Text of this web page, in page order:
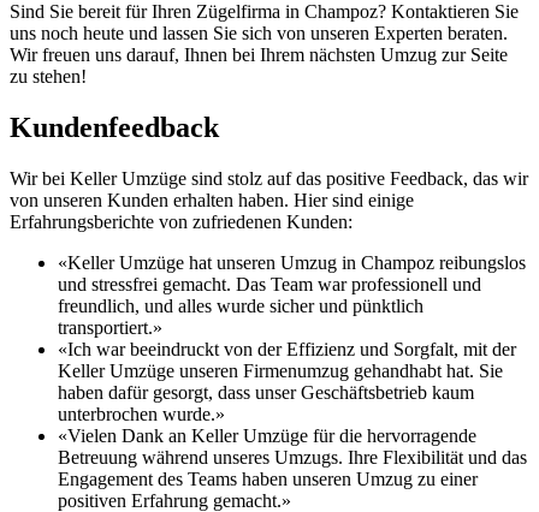
Sind Sie bereit für Ihren Zügelfirma in Champoz? Kontaktieren Sie
uns noch heute und lassen Sie sich von unseren Experten beraten.
Wir freuen uns darauf, Ihnen bei Ihrem nächsten Umzug zur Seite
zu stehen!
Kundenfeedback
Wir bei Keller Umzüge sind stolz auf das positive Feedback, das wir
von unseren Kunden erhalten haben. Hier sind einige
Erfahrungsberichte von zufriedenen Kunden:
«Keller Umzüge hat unseren Umzug in Champoz reibungslos
und stressfrei gemacht. Das Team war professionell und
freundlich, und alles wurde sicher und pünktlich
transportiert.»
«Ich war beeindruckt von der Effizienz und Sorgfalt, mit der
Keller Umzüge unseren Firmenumzug gehandhabt hat. Sie
haben dafür gesorgt, dass unser Geschäftsbetrieb kaum
unterbrochen wurde.»
«Vielen Dank an Keller Umzüge für die hervorragende
Betreuung während unseres Umzugs. Ihre Flexibilität und das
Engagement des Teams haben unseren Umzug zu einer
positiven Erfahrung gemacht.»